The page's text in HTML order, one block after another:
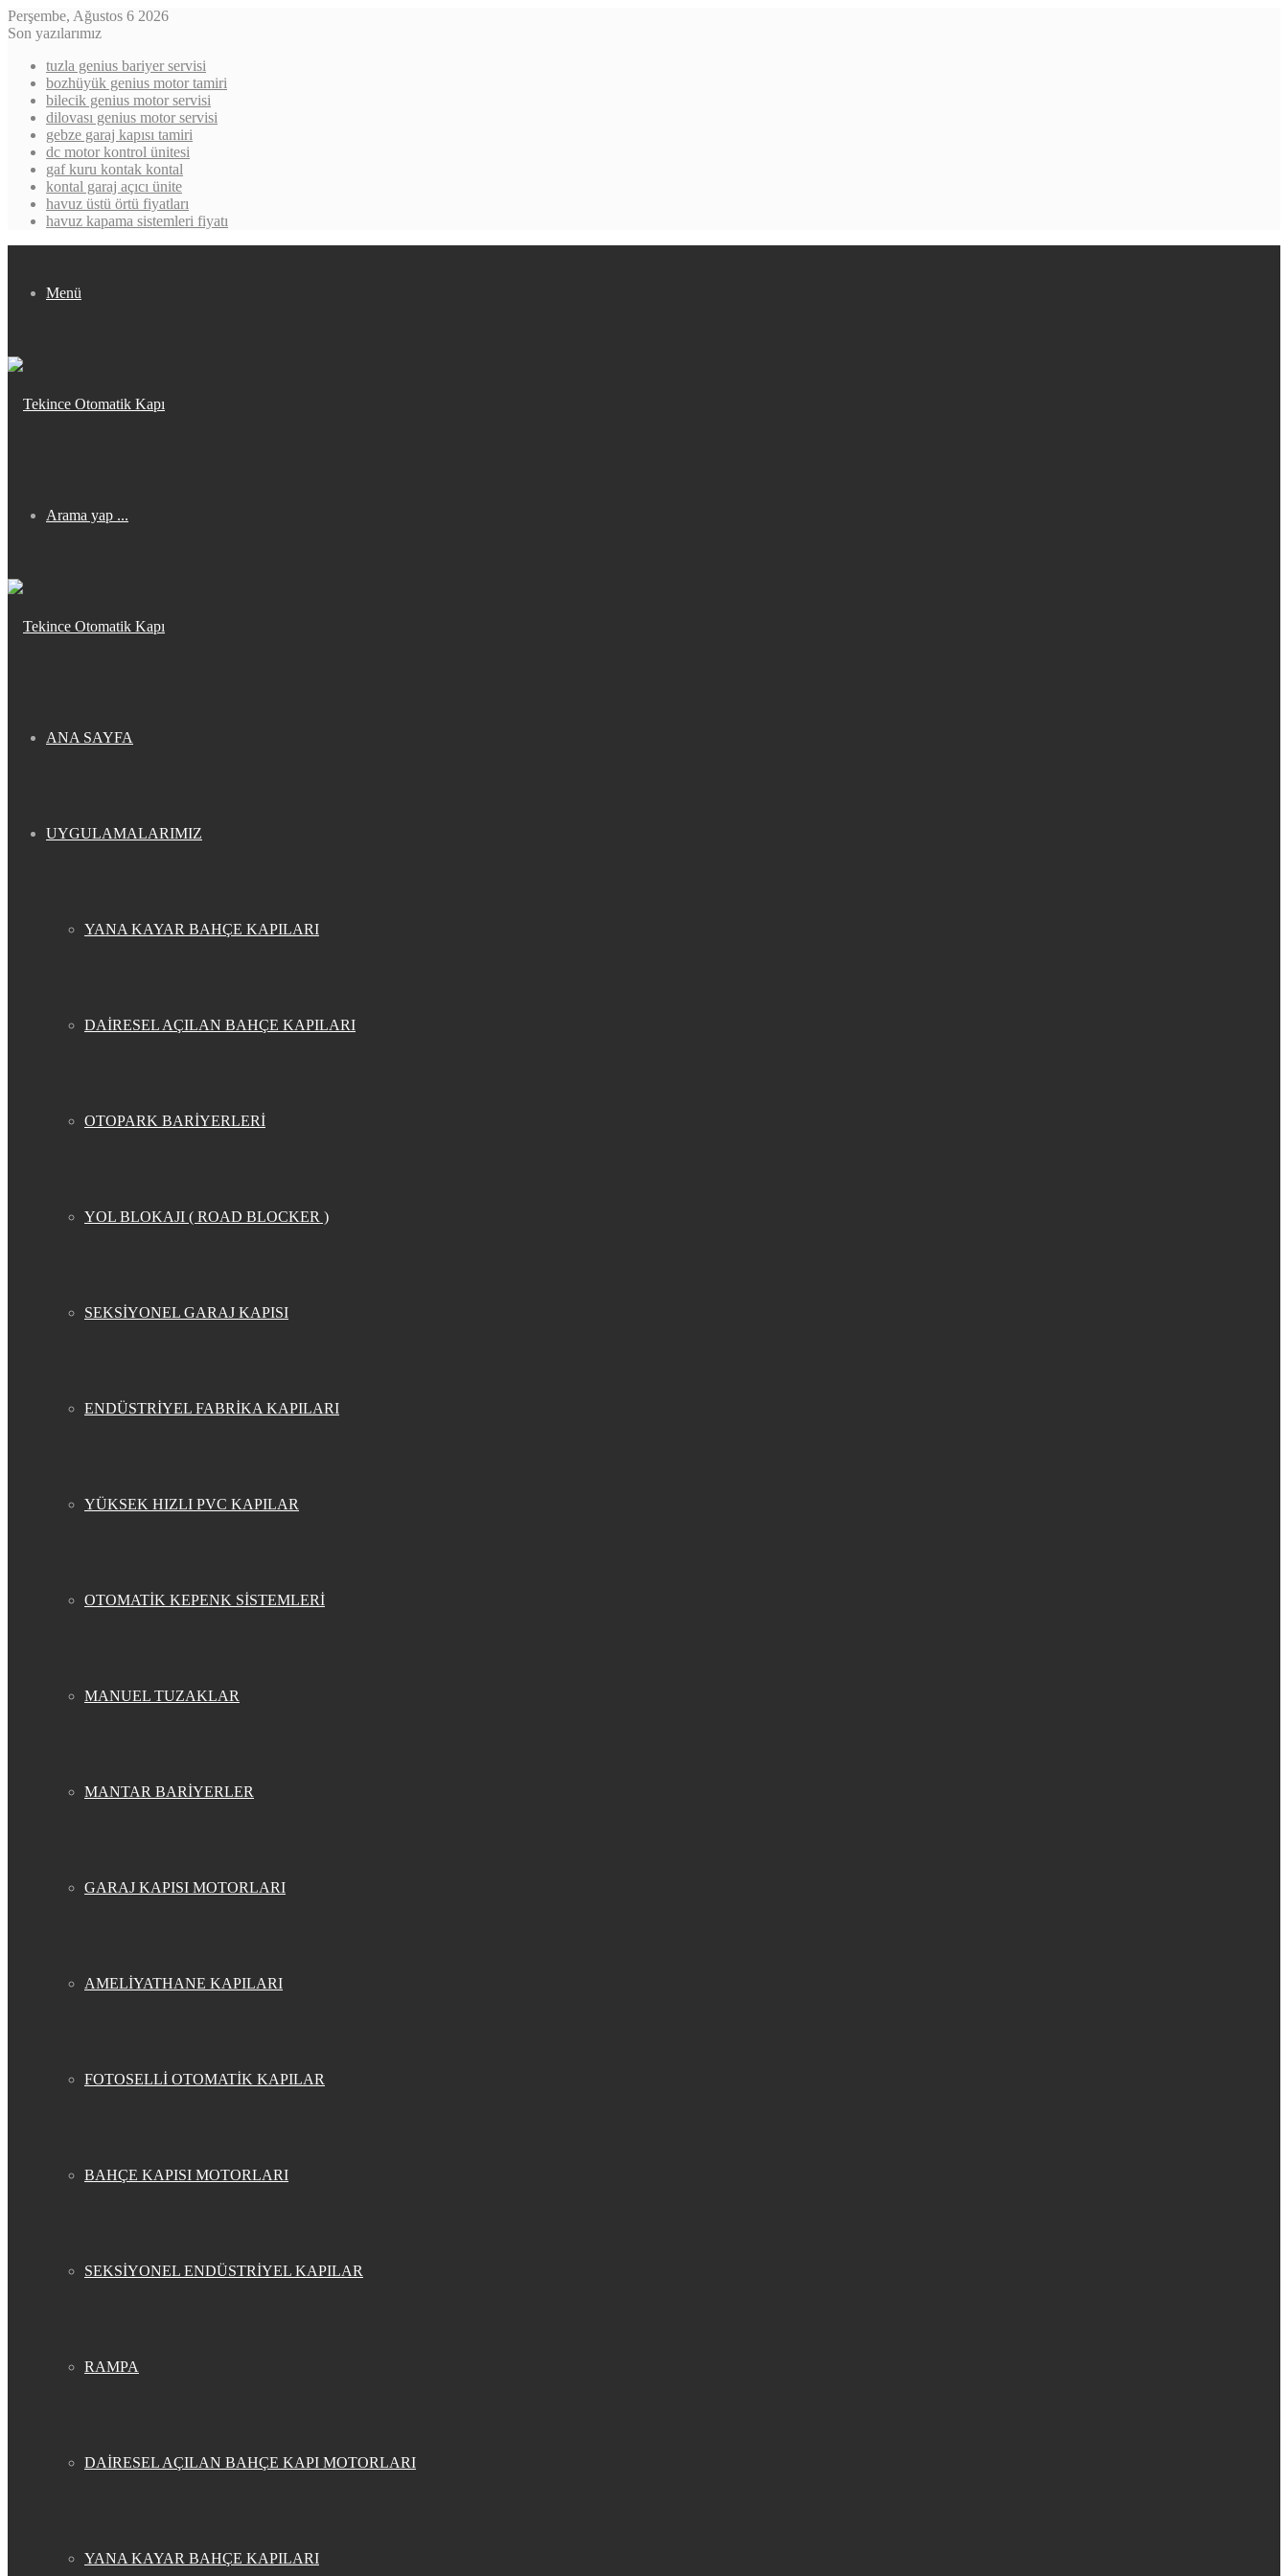
Perşembe, Ağustos 6 2026
Son yazılarımız
tuzla genius bariyer servisi
bozhüyük genius motor tamiri
bilecik genius motor servisi
dilovası genius motor servisi
gebze garaj kapısı tamiri
dc motor kontrol ünitesi
gaf kuru kontak kontal
kontal garaj açıcı ünite
havuz üstü örtü fiyatları
havuz kapama sistemleri fiyatı
Menü
Arama yap ...
ANA SAYFA
UYGULAMALARIMIZ
YANA KAYAR BAHÇE KAPILARI
DAİRESEL AÇILAN BAHÇE KAPILARI
OTOPARK BARİYERLERİ
YOL BLOKAJI ( ROAD BLOCKER )
SEKSİYONEL GARAJ KAPISI
ENDÜSTRİYEL FABRİKA KAPILARI
YÜKSEK HIZLI PVC KAPILAR
OTOMATİK KEPENK SİSTEMLERİ
MANUEL TUZAKLAR
MANTAR BARİYERLER
GARAJ KAPISI MOTORLARI
AMELİYATHANE KAPILARI
FOTOSELLİ OTOMATİK KAPILAR
BAHÇE KAPISI MOTORLARI
SEKSİYONEL ENDÜSTRİYEL KAPILAR
RAMPA
DAİRESEL AÇILAN BAHÇE KAPI MOTORLARI
YANA KAYAR BAHÇE KAPILARI